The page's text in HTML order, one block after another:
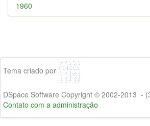
1960
Tema criado por
DSpace Software Copyright © 2002-2013 -
Contato com a administração